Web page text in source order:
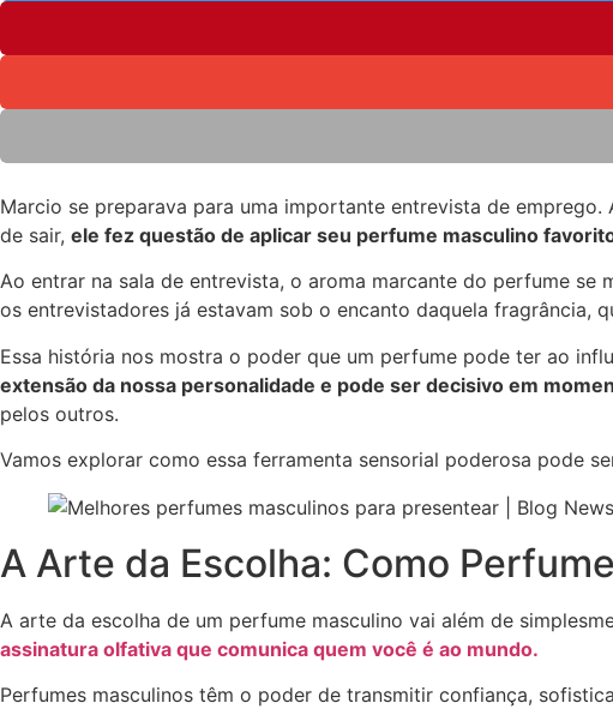
Marcio se preparava para uma importante entrevista de
de sair, ele fez questão de aplicar seu perfume masculino
Ao entrar na sala de entrevista, o aroma marcante do perfume
os entrevistadores já estavam sob o encanto daquela fragrância,
Essa história nos mostra o poder que um perfume pode ter ao
extensão da nossa personalidade e pode ser decisivo em
pelos outros.
Vamos explorar como essa ferramenta sensorial poderosa pode
A Arte da Escolha: Como
A arte da escolha de um perfume masculino vai além de
assinatura olfativa que comunica quem você é ao mundo.
Perfumes masculinos têm o poder de transmitir confiança,